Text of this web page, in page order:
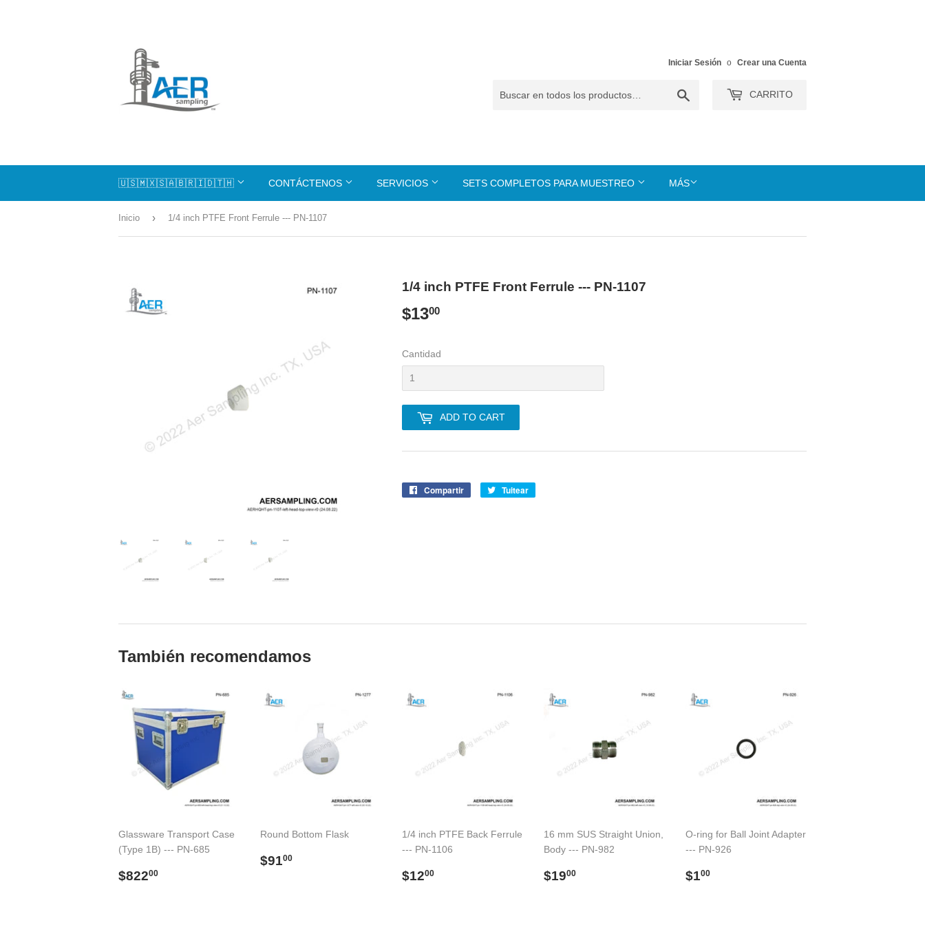
Iniciar Sesión o Crear una Cuenta
CARRITO
🇺🇸🇲🇽🇸🇦🇧🇷🇮🇩🇹🇭 CONTÁCTENOS SERVICIOS SETS COMPLETOS PARA MUESTREO MÁS
Inicio › 1/4 inch PTFE Front Ferrule --- PN-1107
1/4 inch PTFE Front Ferrule --- PN-1107
$1300
Cantidad
ADD TO CART
Compartir
CompartirTuitear
También recomendamos
Glassware Transport Case
(Type 1B) --- PN-685
Precio
$82200
Round Bottom Flask
Precio
$9100
1/4 inch PTFE Back Ferrule
--- PN-1106
Precio
$1200
16 mm SUS Straight Union,
Body --- PN-982
Precio
$1900
O-ring for Ball Joint Adapter
--- PN-926
Precio
$100